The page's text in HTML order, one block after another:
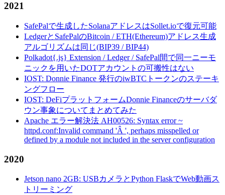
2021
SafePalで生成したSolanaアドレスはSollet.ioで復元可能
LedgerとSafePalのBitcoin / ETH(Ethereum)アドレス生成
アルゴリズムは同じ(BIP39 / BIP44)
Polkadot{.js} Extension / Ledger / SafePal間で同一ニーモ
ニックを用いたDOTアカウントの可搬性はない
IOST: Donnie Finance 発行のiwBTCトークンのステーキ
ングフロー
IOST: DeFiプラットフォームDonnie Financeのサーバダ
ウン事象についてまとめてみた
Apache エラー解決法 AH00526: Syntax error ~
httpd.conf:Invalid command 'Â ', perhaps misspelled or
defined by a module not included in the server configuration
2020
Jetson nano 2GB: USBカメラとPython FlaskでWeb動画ス
トリーミング